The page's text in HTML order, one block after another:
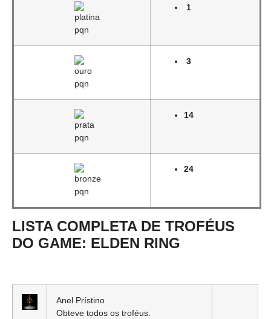
1
3
14
24
LISTA COMPLETA DE TROFÉUS
DO GAME: ELDEN RING
Anel Prístino
Obteve todos os troféus.